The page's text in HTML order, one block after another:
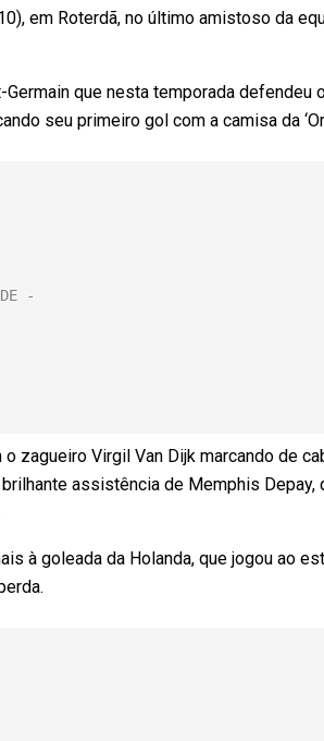
em Roterdã, no último amistoso da
que nesta temporada defendeu
seu primeiro gol com a camisa da
zagueiro Virgil Van Dijk marcando de
assistência de Memphis Depay,
à goleada da Holanda, que jogou ao